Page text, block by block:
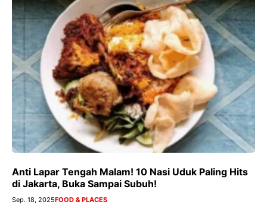
Anti Lapar Tengah Malam! 10 Nasi Uduk Paling Hits
di Jakarta, Buka Sampai Subuh!
Sep. 18, 2025FOOD & PLACES